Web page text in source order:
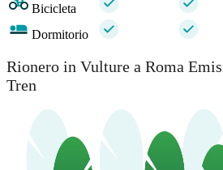
Bicicleta
Dormitorio
Rionero in Vulture a Roma
Tren